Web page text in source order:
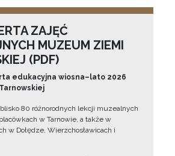
ZAJĘĆ
MUZEUM ZIEMI
(PDF)
edukacyjna wiosna–lato 2026
80 różnorodnych lekcji muzealnych
w Tarnowie, a także w
w Dołędze, Wierzchosławicach i